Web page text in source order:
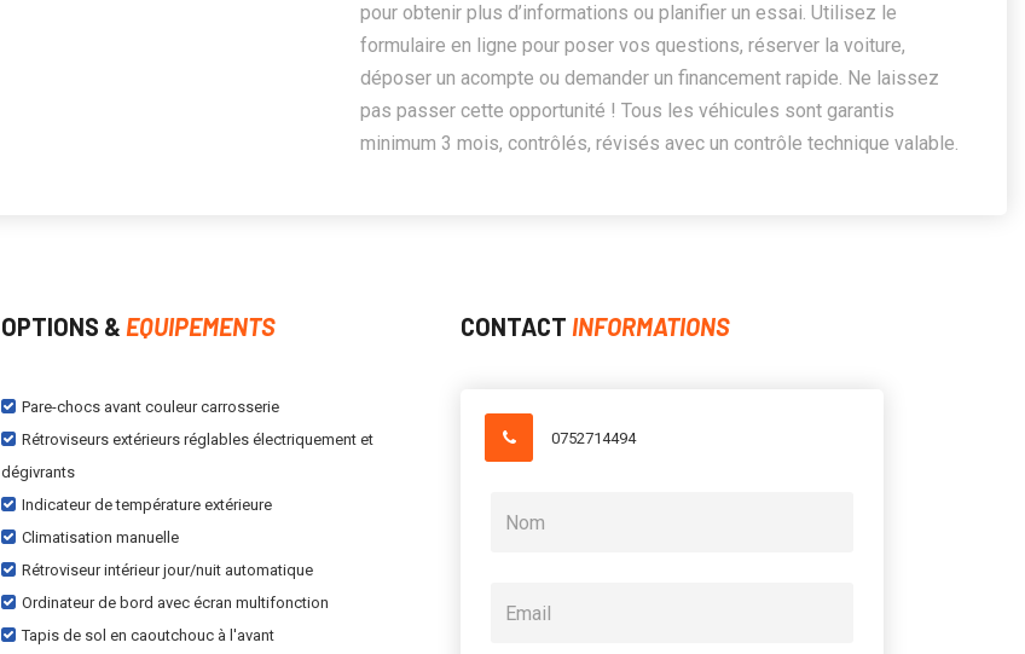
pour obtenir plus d’informations ou planifier un essai. Utilisez le
formulaire en ligne pour poser vos questions, réserver la voiture,
déposer un acompte ou demander un financement rapide. Ne laissez
pas passer cette opportunité ! Tous les véhicules sont garantis
minimum 3 mois, contrôlés, révisés avec un contrôle technique valable.
OPTIONS & EQUIPEMENTS
Pare-chocs avant couleur carrosserie
Rétroviseurs extérieurs réglables électriquement et
dégivrants
Indicateur de température extérieure
Climatisation manuelle
Rétroviseur intérieur jour/nuit automatique
Ordinateur de bord avec écran multifonction
Tapis de sol en caoutchouc à l'avant
CONTACT INFORMATIONS
0752714494